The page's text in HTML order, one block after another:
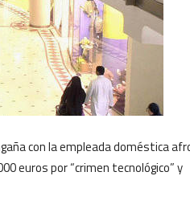
con la empleada doméstica
euros por “crimen tecnológico” y